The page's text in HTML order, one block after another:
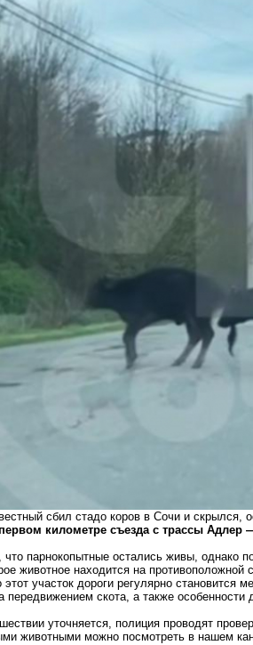
сбил стадо коров в Сочи и скрылся,
километре съезда с трассы
парнокопытные остались живы, однако
животное находится на противоположной
этот участок дороги регулярно
передвижением скота, а также
уточняется, полиция проводят
животными можно посмотреть в нашем